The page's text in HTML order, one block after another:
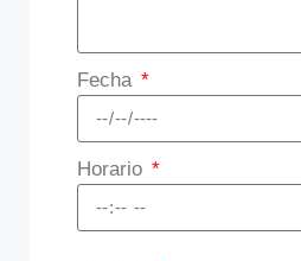
Fecha
Horario